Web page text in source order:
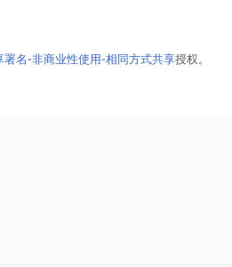
署名-非商业性使用-相同方式共享授权。